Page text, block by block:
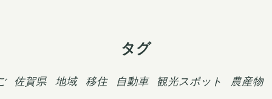
タグ
佐賀県 地域 移住 自動車 観光スポット 農産物